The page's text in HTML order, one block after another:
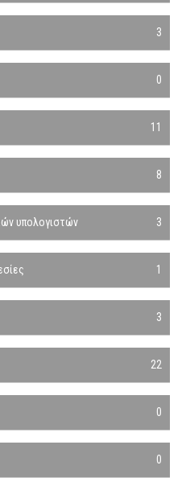
3
0
11
8
υπολογιστών 3
1
3
22
0
0